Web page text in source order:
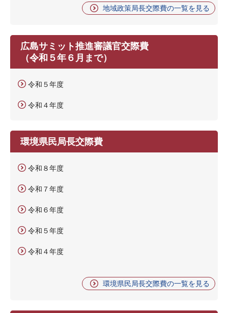
地域政策局長交際費の一覧を見る
広島サミット推進審議官交際費
（令和５年６月まで）
令和５年度
令和４年度
環境県民局長交際費
令和８年度
令和７年度
令和６年度
令和５年度
令和４年度
環境県民局長交際費の一覧を見る